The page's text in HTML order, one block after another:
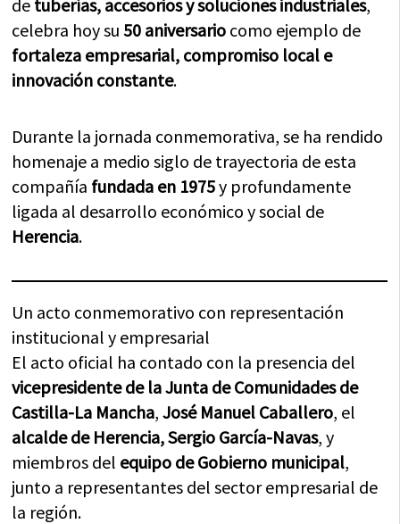
de tuberías, accesorios y soluciones industriales,
celebra hoy su50 aniversario como ejemplo de
fortaleza empresarial, compromiso local e
innovación constante.
Durante la jornada conmemorativa, se ha rendido
homenaje a medio siglo de trayectoria de esta
compañía fundada en 1975y profundamente
ligada al desarrollo económico y social de
Herencia.
Un acto conmemorativo con representación
institucional y empresarial
El acto oficial ha contado con la presencia del
vicepresidente de la Junta de Comunidades de
Castilla-La Mancha,José Manuel Caballero, el
alcalde de Herencia, Sergio García-Navas, y
miembros del equipo de Gobierno municipal,
junto a representantes del sector empresarial de
la región.